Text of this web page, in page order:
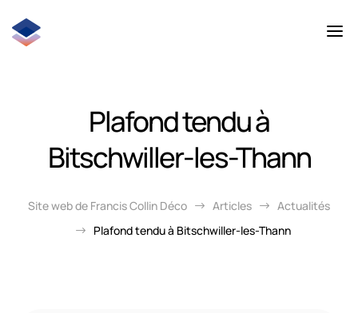
Plafond tendu à
Bitschwiller-les-Thann
Site web de Francis Collin Déco $ Articles $ Actualités
$ Plafond tendu à Bitschwiller-les-Thann